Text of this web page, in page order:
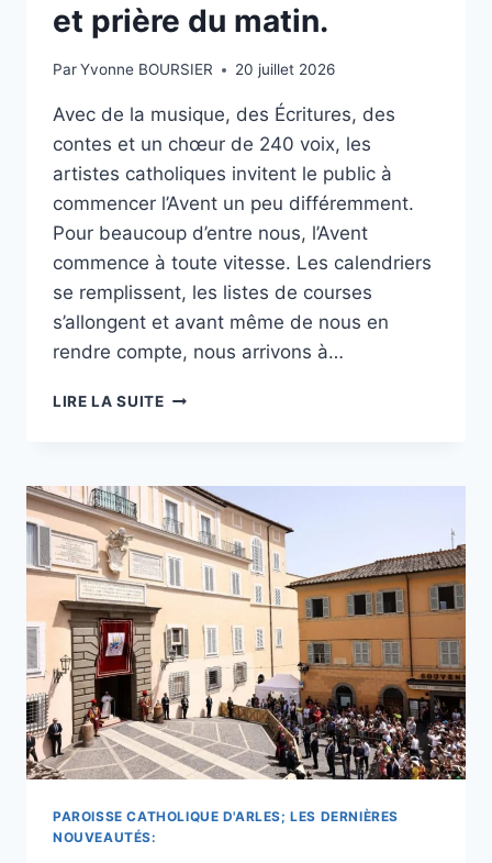
et prière du matin.
ParYvonne BOURSIER 20 juillet 2026
Avec de la musique, des Écritures, des
contes et un chœur de 240 voix, les
artistes catholiques invitent le public à
commencer l’Avent un peu différemment.
Pour beaucoup d’entre nous, l’Avent
commence à toute vitesse. Les calendriers
se remplissent, les listes de courses
s’allongent et avant même de nous en
rendre compte, nous arrivons à…
LIRE LA SUITELE
PARFAIT
POUR
JONATHAN
ROUMIE
ET
MAHER
!
ET
PRIÈRE
DU
MATIN.
PAROISSE CATHOLIQUE D'ARLES; LES DERNIÈRES
NOUVEAUTÉS: